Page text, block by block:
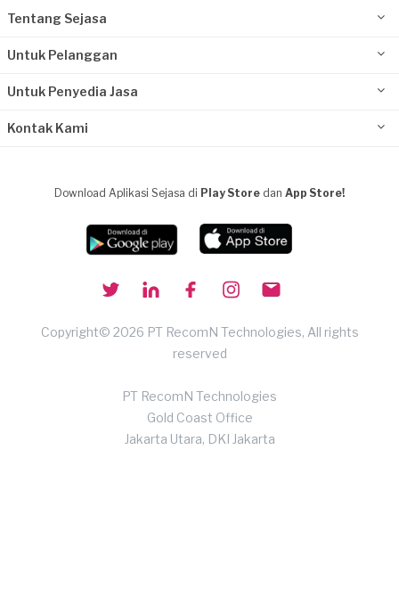
Tentang Sejasa
Untuk Pelanggan
Untuk Penyedia Jasa
Kontak Kami
Download Aplikasi Sejasa di Play Store dan App Store!
Copyright© 2026 PT RecomN Technologies, All rights
reserved
PT RecomN Technologies
Gold Coast Office
Jakarta Utara, DKI Jakarta